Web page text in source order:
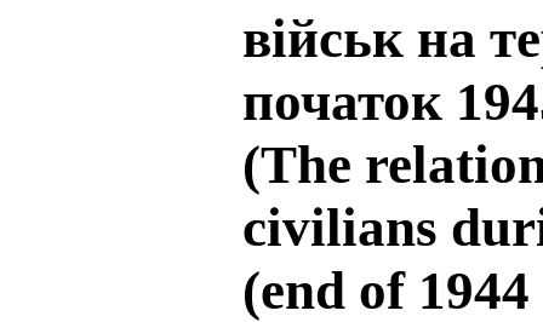
військ на
початок
(The
civilians
(end of